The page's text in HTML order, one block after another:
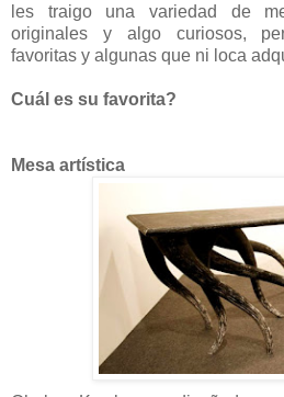
les traigo una variedad de
originales y algo curiosos,
favoritas y algunas que ni loca
Cuál es su favorita?
Mesa artística